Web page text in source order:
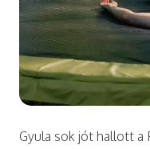
Gyula sok jót hallott a